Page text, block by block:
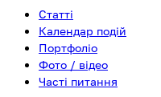
Статті
Календар подій
Портфоліо
Фото / відео
Часті питання